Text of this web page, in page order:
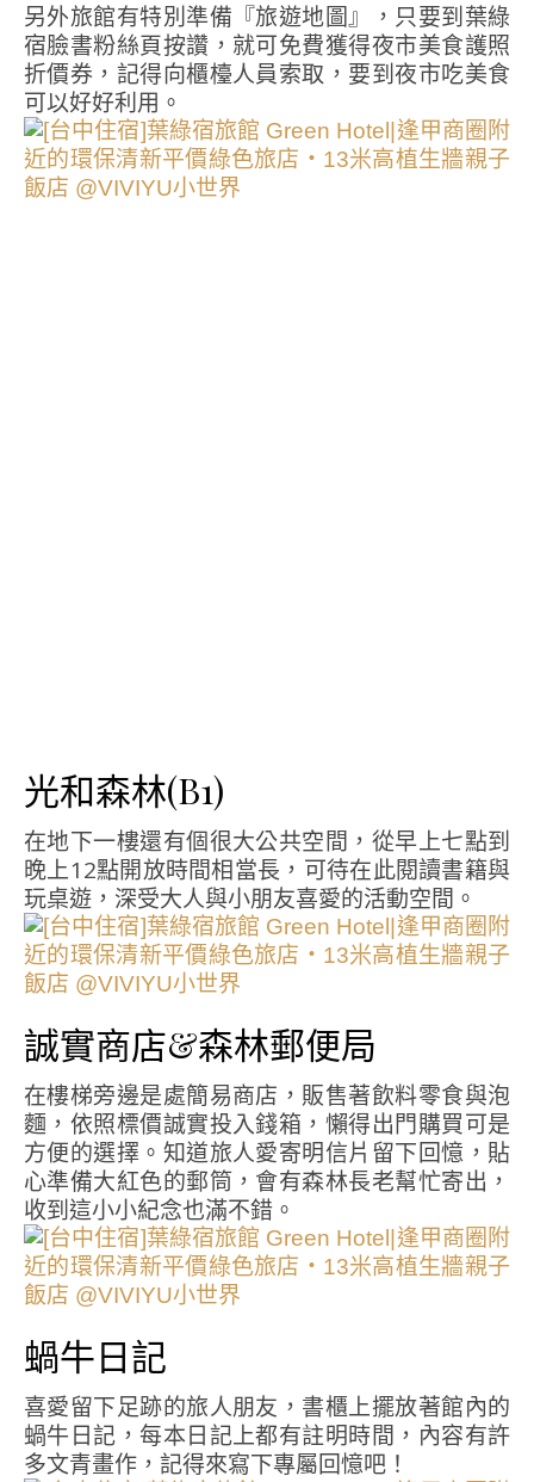
另外旅館有特別準備『旅遊地圖』，只要到葉綠
宿臉書粉絲頁按讚，就可免費獲得夜市美食護照
折價券，記得向櫃檯人員索取，要到夜市吃美食
可以好好利用。
光和森林(B1)
在地下一樓還有個很大公共空間，從早上七點到
晚上12點開放時間相當長，可待在此閱讀書籍與
玩桌遊，深受大人與小朋友喜愛的活動空間。
誠實商店&森林郵便局
在樓梯旁邊是處簡易商店，販售著飲料零食與泡
麵，依照標價誠實投入錢箱，懶得出門購買可是
方便的選擇。知道旅人愛寄明信片留下回憶，貼
心準備大紅色的郵筒，會有森林長老幫忙寄出，
收到這小小紀念也滿不錯。
蝸牛日記
喜愛留下足跡的旅人朋友，書櫃上擺放著館內的
蝸牛日記，每本日記上都有註明時間，內容有許
多文青畫作，記得來寫下專屬回憶吧！